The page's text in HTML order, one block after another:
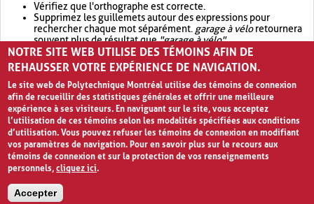
Vérifiez que l'orthographe est correcte.
Supprimez les guillemets autour des expressions pour
rechercher chaque mot séparément. garage à véloretournera
souvent plus de résultat que"garage à vélo".
Envisagez d'élargir votre recherche avec OR.garage OR vélo
retournera souvent plus de résultat quegarage à vélo
NOTRE SITE WEB UTILISE DES TÉMOINS AFIN DE
REHAUSSER VOTRE EXPÉRIENCE DE NAVIGATION.
Le site web de Polytechnique Montréal utilise des témoins de connexion
afin de recueillir des statistiques générales et offrir une meilleure
expérience à ses visiteurs. En naviguant sur le site, vous acceptez
l’utilisation de ces témoins selon les modalités spécifiées aux conditions
d’utilisation. Vous pouvez refuser les témoins de connexion en modifiant
vos paramètres de navigation. Pour en savoir plus sur le recours aux
témoins de connexion et sur la protection de vos renseignements
personnels,cliquez ici.
Accepter